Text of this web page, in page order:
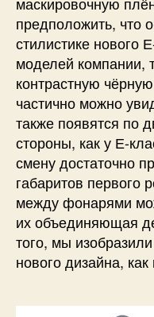
предположить, что
стилистике нового
моделей компании,
контрастную
частично можно
также появятся по
стороны, как у Е-
смену достаточно
габаритов первого
между фонарями
их объединяющая
того, мы
нового дизайна,